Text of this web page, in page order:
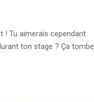
! Tu aimerais cependant
ton stage ? Ça tombe